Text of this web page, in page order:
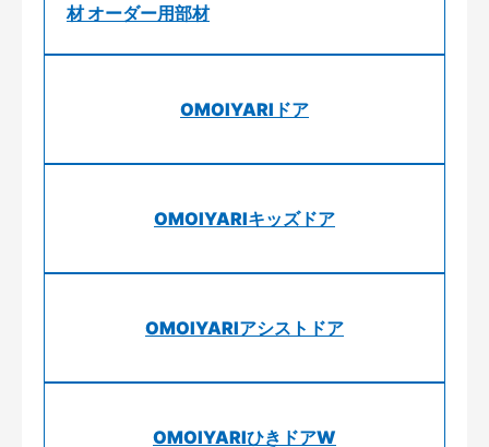
材 オーダー用部材
OMOIYARIドア
OMOIYARIキッズドア
OMOIYARIアシストドア
OMOIYARIひきドアW